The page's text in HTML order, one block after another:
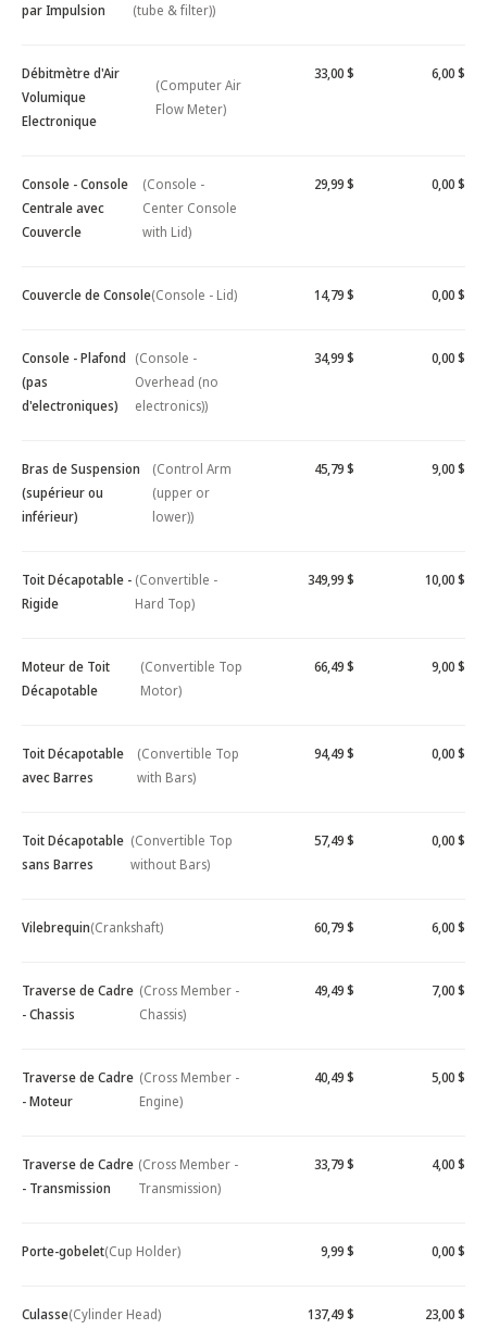
par Impulsion
(tube & filter))
Débitmètre d'Air
Volumique
Electronique
(Computer Air
Flow Meter)
33,00 $ 6,00 $
Console - Console
Centrale avec
Couvercle
(Console -
Center Console
with Lid)
29,99 $ 0,00 $
Couvercle de Console(Console - Lid) 14,79 $ 0,00 $
Console - Plafond
(pas
d'electroniques)
(Console -
Overhead (no
electronics))
34,99 $ 0,00 $
Bras de Suspension
(supérieur ou
inférieur)
(Control Arm
(upper or
lower))
45,79 $ 9,00 $
Toit Décapotable -
Rigide
(Convertible -
Hard Top)
349,99 $ 10,00 $
Moteur de Toit
Décapotable
(Convertible Top
Motor)
66,49 $ 9,00 $
Toit Décapotable
avec Barres
(Convertible Top
with Bars)
94,49 $ 0,00 $
Toit Décapotable
sans Barres
(Convertible Top
without Bars)
57,49 $ 0,00 $
Vilebrequin(Crankshaft) 60,79 $ 6,00 $
Traverse de Cadre
- Chassis
(Cross Member -
Chassis)
49,49 $ 7,00 $
Traverse de Cadre
- Moteur
(Cross Member -
Engine)
40,49 $ 5,00 $
Traverse de Cadre
- Transmission
(Cross Member -
Transmission)
33,79 $ 4,00 $
Porte-gobelet(Cup Holder) 9,99 $ 0,00 $
Culasse(Cylinder Head) 137,49 $ 23,00 $